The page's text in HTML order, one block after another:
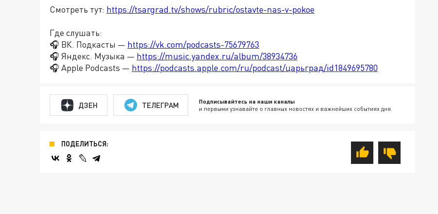
Смотреть тут: https://tsargrad.tv/shows/rubric/ostavte-nas-v-pokoe
Где слушать:
🎧 ВК. Подкасты — https://vk.com/podcasts-75679763
🎧 Яндекс. Музыка — https://music.yandex.ru/album/38934736
🎧 Apple Podcasts — https://podcasts.apple.com/ru/podcast/царьград/id1849695780
ДЗЕН ТЕЛЕГРАМ Подписывайтесь на наши каналы
и первыми узнавайте о главных новостях и важнейших событиях дня.
ПОДЕЛИТЬСЯ: